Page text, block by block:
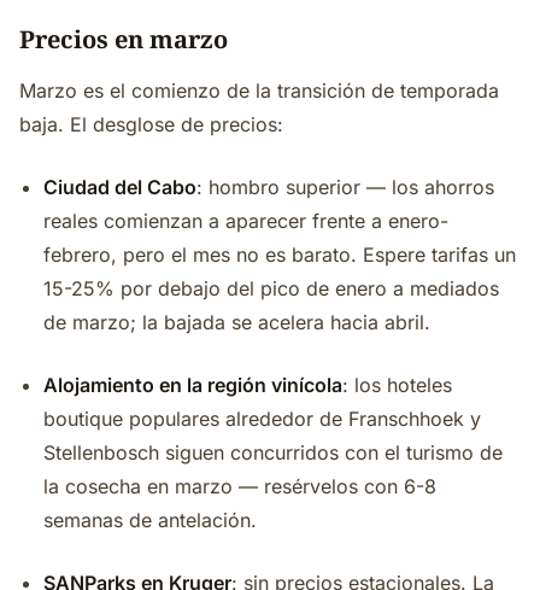
Precios en marzo
Marzo es el comienzo de la transición de temporada
baja. El desglose de precios:
Ciudad del Cabo: hombro superior — los ahorros
reales comienzan a aparecer frente a enero-
febrero, pero el mes no es barato. Espere tarifas un
15-25% por debajo del pico de enero a mediados
de marzo; la bajada se acelera hacia abril.
Alojamiento en la región vinícola: los hoteles
boutique populares alrededor de Franschhoek y
Stellenbosch siguen concurridos con el turismo de
la cosecha en marzo — resérvelos con 6-8
semanas de antelación.
SANParks en Kruger: sin precios estacionales. La